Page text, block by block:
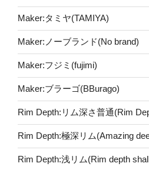
Maker:タミヤ(TAMIYA)
Maker:ノーブランド(No brand)
Maker:フジミ(fujimi)
Maker:ブラーゴ(BBurago)
Rim Depth:リム深さ普通(Rim
Rim Depth:極深リム(Amazing
Rim Depth:浅リム(Rim depth